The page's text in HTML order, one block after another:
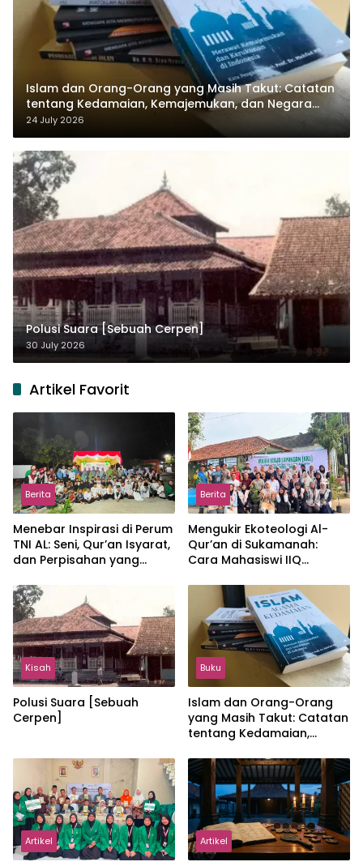
Islam dan Orang-Orang yang Masih Takut: Catatan
tentang Kedamaian, Kemajemukan, dan Negara
dalam Pemikiran Masykuri Abdillah
24 July 2026
Polusi Suara [Sebuah Cerpen]
30 July 2026
Artikel Favorit
Berita
Menebar Inspirasi di Perum
TNI AL: Seni, Qur’an Isyarat,
dan Perpisahan yang
Berita
Mengukir Ekoteologi Al-
Qur’an di Sukamanah:
Cara Mahasiswi IIQ
Jonggol
Kisah
Polusi Suara [Sebuah
Cerpen]
Buku
Islam dan Orang-Orang
yang Masih Takut: Catatan
tentang Kedamaian,
dalam Pemikiran Masykuri
Abdillah
Artikel Artikel